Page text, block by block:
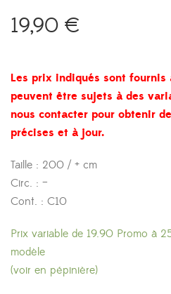
19,90 €
Les prix indiqués sont
peuvent être sujets à des
nous contacter pour obtenir
précises et à jour.
Taille : 200 / + cm
Circ. : –
Cont. : C10
Prix variable de 19.90 Promo à
modèle
(voir en pépinière)